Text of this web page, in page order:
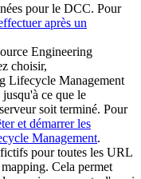
pour le DCC. Pour
après un
Engineering
choisir,
Lifecycle Management
ce que le
soit terminé. Pour
et démarrer les
Management.
pour toutes les URL
Cela permet